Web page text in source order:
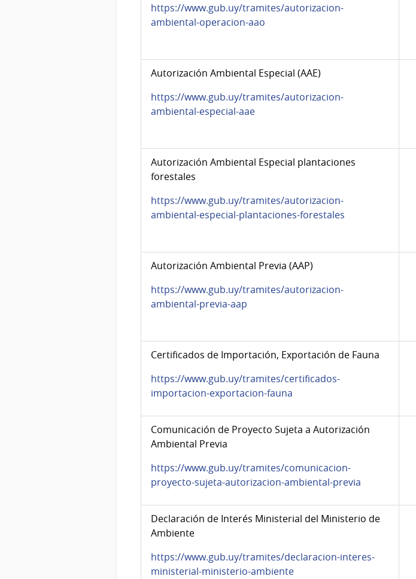
https://www.gub.uy/tramites/autorizacion-
ambiental-operacion-aao
Autorización Ambiental Especial (AAE)
https://www.gub.uy/tramites/autorizacion-
ambiental-especial-aae
Autorización Ambiental Especial plantaciones
forestales
https://www.gub.uy/tramites/autorizacion-
ambiental-especial-plantaciones-forestales
Autorización Ambiental Previa (AAP)
https://www.gub.uy/tramites/autorizacion-
ambiental-previa-aap
Certificados de Importación, Exportación de Fauna
https://www.gub.uy/tramites/certificados-
importacion-exportacion-fauna
Comunicación de Proyecto Sujeta a Autorización
Ambiental Previa
https://www.gub.uy/tramites/comunicacion-
proyecto-sujeta-autorizacion-ambiental-previa
Declaración de Interés Ministerial del Ministerio de
Ambiente
https://www.gub.uy/tramites/declaracion-interes-
ministerial-ministerio-ambiente